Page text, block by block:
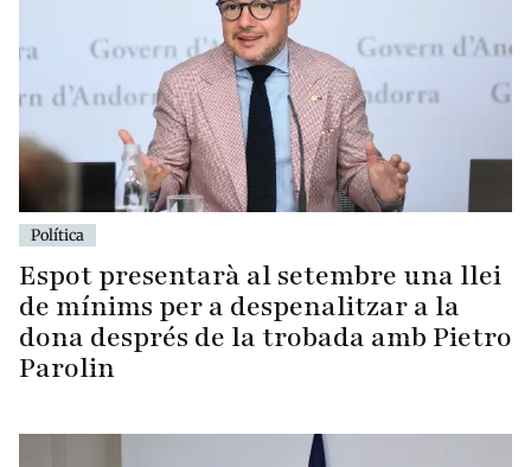
Política
Espot presentarà al setembre una llei
de mínims per a despenalitzar a la
dona després de la trobada amb Pietro
Parolin